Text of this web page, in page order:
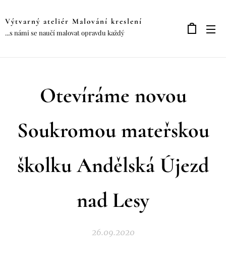
Výtvarný ateliér Malování kreslení
...s námi se naučí malovat opravdu každý
Otevíráme novou
Soukromou mateřskou
školku Andělská Újezd
nad Lesy
26.09.2020